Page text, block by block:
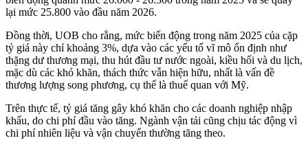
lại mức 25.800 vào đầu năm 2026.
Đồng thời, UOB cho rằng, mức biến động trong năm 2025 của cặp
tỷ giá này chỉ khoảng 3%, dựa vào các yếu tố vĩ mô ổn định như
thặng dư thương mại, thu hút đầu tư nước ngoài, kiều hối và du lịch,
mặc dù các khó khăn, thách thức vẫn hiện hữu, nhất là vấn đề
thương lượng song phương, cụ thể là thuế quan với Mỹ.
Trên thực tế, tỷ giá tăng gây khó khăn cho các doanh nghiệp nhập
khẩu, do chi phí đầu vào tăng. Ngành vận tải cũng chịu tác động vì
chi phí nhiên liệu và vận chuyển thường tăng theo.